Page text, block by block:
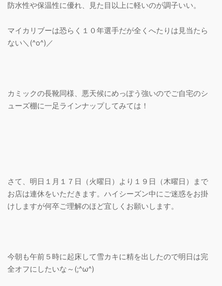
防水性や保温性に優れ、見た目以上に軽いのが調子いい。
マイカリブーは恐らく１０年選手だが全くへたりは見当たら
ない＼(^o^)／
カミックの長靴同様、悪天候にめっぽう強いのでご自宅のシ
ューズ棚に一足ラインナップしてみては！
さて、明日１月１７日（火曜日）より１９日（木曜日）まで
お店は連休をいただきます。ハイシーズン中にご迷惑をお掛
けしますが何卒ご理解のほど宜しくお願いします。
今朝も午前５時に起床して雪カキに精を出したので明日は完
全オフにしたいな～(;^ω^)